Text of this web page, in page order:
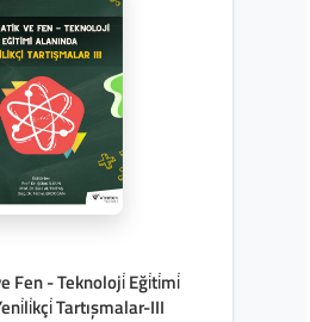
Fen - Teknoloji̇ Eği̇ti̇mi̇
Tartışmalar-III